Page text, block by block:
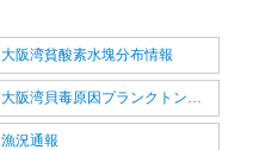
大阪湾貧酸素水塊分布情報
大阪湾貝毒原因プランクトン情報
漁況通報